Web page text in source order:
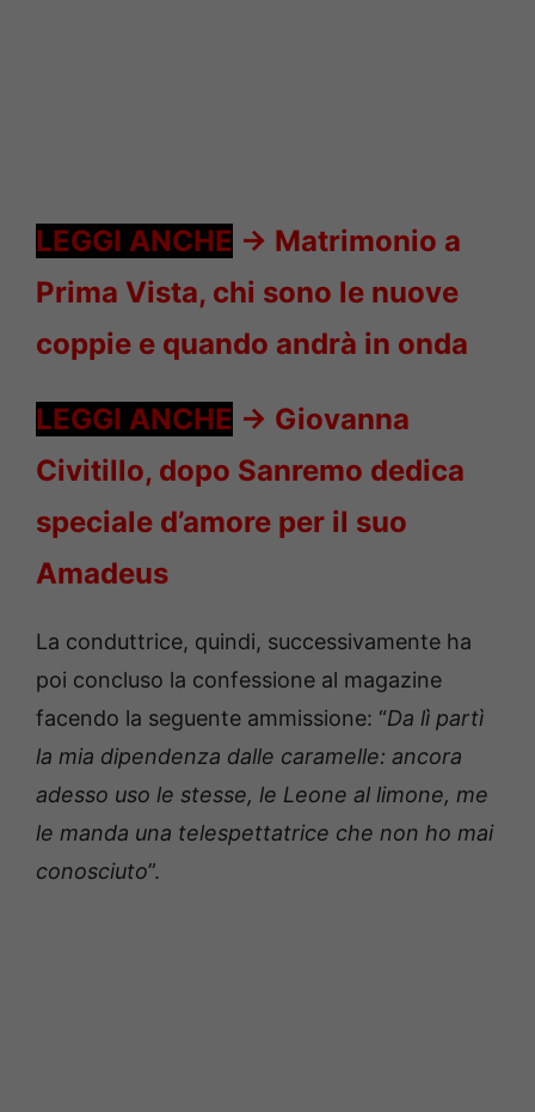
LEGGI ANCHE -> Matrimonio a
Prima Vista, chi sono le nuove
coppie e quando andrà in onda
LEGGI ANCHE -> Giovanna
Civitillo, dopo Sanremo dedica
speciale d’amore per il suo
Amadeus
La conduttrice, quindi, successivamente ha
poi concluso la confessione al magazine
facendo la seguente ammissione: “Da lì partì
la mia dipendenza dalle caramelle: ancora
adesso uso le stesse, le Leone al limone, me
le manda una telespettatrice che non ho mai
conosciuto”.